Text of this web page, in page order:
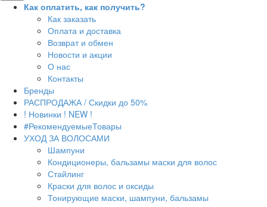
Как оплатить, как получить?
Как заказать
Оплата и доставка
Возврат и обмен
Новости и акции
О нас
Контакты
Бренды
РАСПРОДАЖА / Скидки до 50%
! Новинки ! NEW !
#РекомендуемыеТовары
УХОД ЗА ВОЛОСАМИ
Шампуни
Кондиционеры, бальзамы маски для волос
Стайлинг
Краски для волос и оксиды
Тонирующие маски, шампуни, бальзамы